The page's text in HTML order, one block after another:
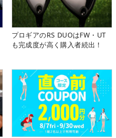
プロギアのRS DUOはFW・UT
も完成度が高く購入者続出！